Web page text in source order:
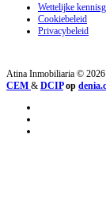
Wettelijke
Cookiebeleid
Privacybeleid
Atina Inmobiliaria © 2026
CEM & DCIPop